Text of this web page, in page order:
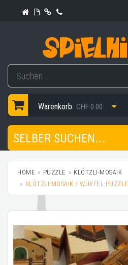
Warenkorb: CHF 0.00
SELBER SUCHEN...
HOME PUZZLE
KLÖTZLI-MOSAIK
KLÖTZLI-MOSAIK / WÜRFEL-PUZZLE